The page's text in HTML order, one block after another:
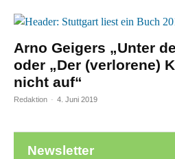
Arno Geigers „Unter
oder „Der (verlorene)
nicht auf“
Redaktion - 4. Juni 2019
Newsletter